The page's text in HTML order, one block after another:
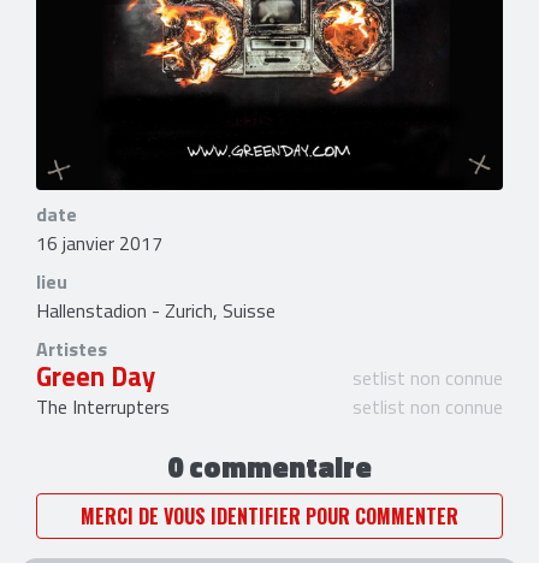
date
16 janvier 2017
lieu
Hallenstadion - Zurich, Suisse
Artistes
Green Day
setlist non connue
The Interrupters
setlist non connue
0 commentaire
MERCI DE VOUS IDENTIFIER POUR COMMENTER